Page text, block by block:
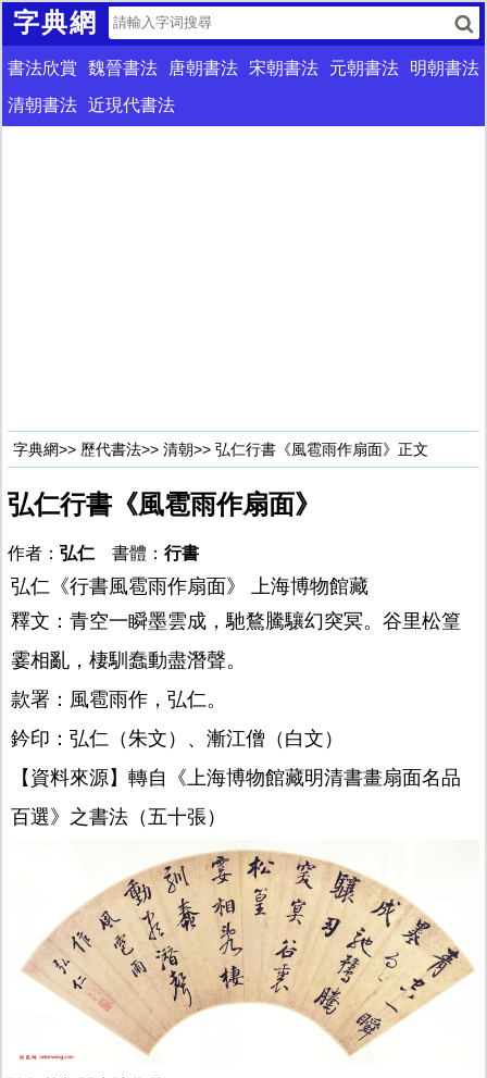
字典網
書法欣賞 魏晉書法 唐朝書法 宋朝書法 元朝書法
明朝書法
清朝書法 近現代書法
字典網>> 歷代書法>> 清朝>> 弘仁行書《風雹雨作扇面》正文
弘仁行書《風雹雨作扇面》
作者： 弘仁 書體： 行書
弘仁《行書風雹雨作扇面》 上海博物館藏
釋文：青空一瞬墨雲成，馳鶩騰驤幻突冥。谷里松篁
霎相亂，棲馴蠢動盡潛聲。
款署：風雹雨作，弘仁。
鈐印：弘仁（朱文）、漸江僧（白文）
【資料來源】轉自《上海博物館藏明清書畫扇面名品
百選》之書法（五十張）